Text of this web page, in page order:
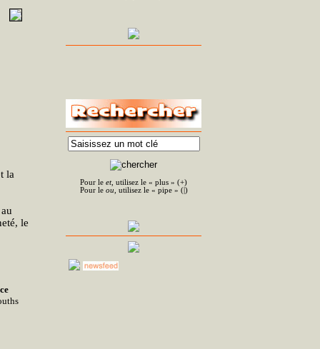
la
le
Pour le et, utilisez le « plus » (+)
Pour le ou , utilisez le « pipe » (|)